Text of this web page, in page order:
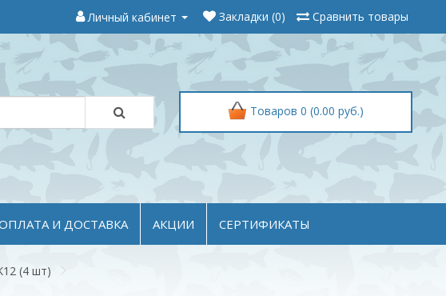
Личный кабинет Закладки (0) Сравнить товары
Товаров 0 (0.00 руб.)
И ДОСТАВКА АКЦИИ СЕРТИФИКАТЫ
(4 шт)